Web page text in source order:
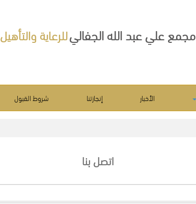
مجمع علي عبد الله الجفاليللرعاية والتأهيل
الأخبار إنجازتنا شروط القبول
اتصل بنا